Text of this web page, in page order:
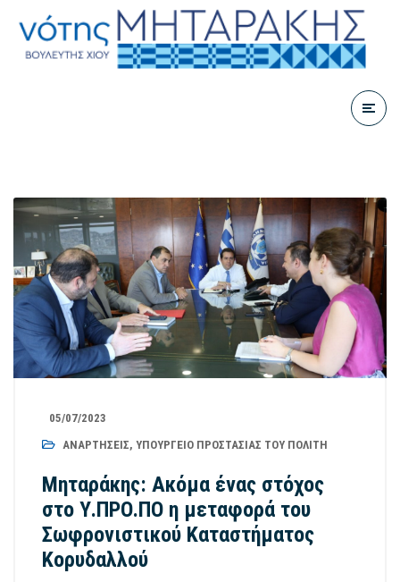
05/07/2023
ΑΝΑΡΤΉΣΕΙΣ, ΥΠΟΥΡΓΕΊΟ ΠΡΟΣΤΑΣΊΑΣ ΤΟΥ ΠΟΛΊΤΗ
Μηταράκης: Ακόμα ένας στόχος
στο Υ.ΠΡΟ.ΠΟ η μεταφορά του
Σωφρονιστικού Καταστήματος
Κορυδαλλού